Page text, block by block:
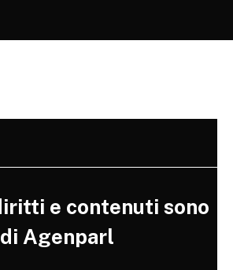
e contenuti sono
di Agenparl